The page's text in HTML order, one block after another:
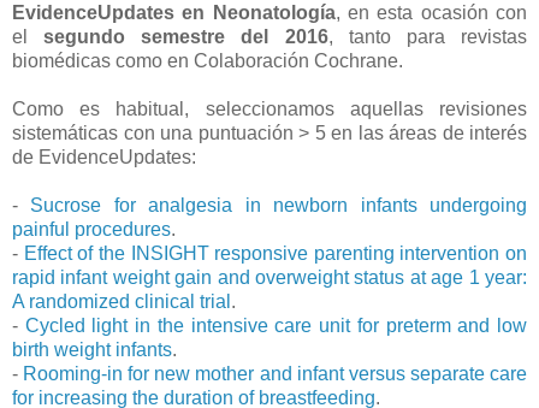
EvidenceUpdates en Neonatología, en esta ocasión con
elsegundo semestre del 2016, tanto para revistas
biomédicas como en Colaboración Cochrane.
Como es habitual, seleccionamos aquellas revisiones
sistemáticas con una puntuación > 5 en las áreas de interés
de EvidenceUpdates:
- Sucrose for analgesia in newborn infants undergoing
painful procedures.
- Effect of the INSIGHT responsive parenting intervention on
rapid infant weight gain and overweight status at age 1 year:
A randomized clinical trial .
- Cycled light in the intensive care unit for preterm and low
birth weight infants.
- Rooming-in for new mother and infant versus separate care
for increasing the duration of breastfeeding.